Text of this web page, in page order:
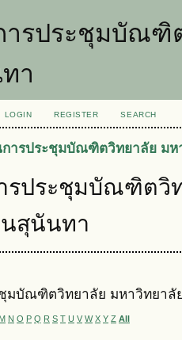
ารประชุมบัณ
า
LOGIN REGISTER SEARCH
การประชุมบัณฑิตวิทยาลัย ม
รประชุมบัณฑิตวิ
สุนันทา
ชุมบัณฑิตวิทยาลัย มหาวิทยา
M N O P Q R S T U V W X Y Z All